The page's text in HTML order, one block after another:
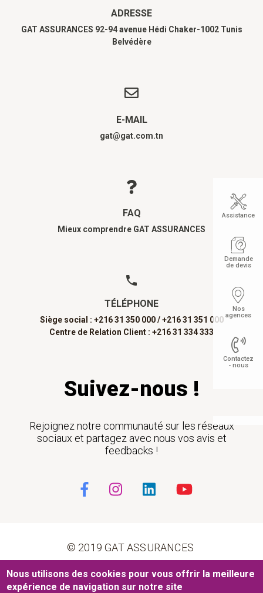
ADRESSE
GAT ASSURANCES 92-94 avenue Hédi Chaker-1002 Tunis
Belvédère
E-MAIL
gat@gat.com.tn
FAQ
Mieux comprendre GAT ASSURANCES
TÉLÉPHONE
Siège social : +216 31 350 000 / +216 31 351 000
Centre de Relation Client : +216 31 334 333
Suivez-nous !
Rejoignez notre communauté sur les réseaux
sociaux et partagez avec nous vos avis et
feedbacks !
© 2019 GAT ASSURANCES
Pied de page
Conditions générales d’utilisation
Float
Assistance
Demande
de devis
Nos
agences
Contactez
- nous
Nous utilisons des cookies pour vous offrir la meilleure
expérience de navigation sur notre site